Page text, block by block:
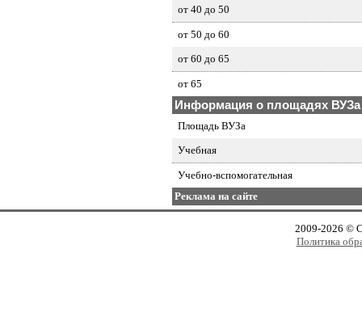
от 40 до 50
от 50 до 60
от 60 до 65
от 65
Информация о площадях ВУЗа
Площадь ВУЗа
Учебная
Учебно-вспомогательная
Реклама на сайте
2009-2026 ©
Политика